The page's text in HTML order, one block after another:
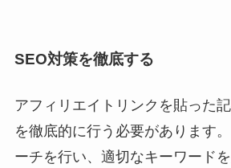
SEO対策を徹底する
アフィリエイトリンクを貼った
を徹底的に行う必要があります
ーチを行い、適切なキーワード